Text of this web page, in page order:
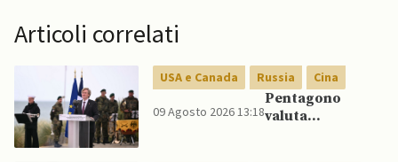
Articoli correlati
USA e Canada Russia Cina
09 Agosto 2026 13:18
Pentagono
valuta